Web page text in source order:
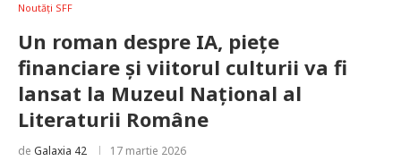
Noutăți SFF
Un roman despre IA, piețe
financiare și viitorul culturii va fi
lansat la Muzeul Național al
Literaturii Române
de Galaxia 42 17 martie 2026